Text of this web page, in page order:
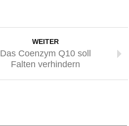
WEITER
Das Coenzym Q10 soll
Falten verhindern